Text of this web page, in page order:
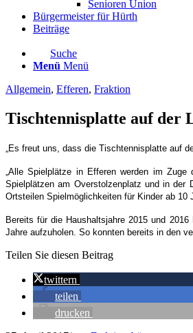
Senioren Union
Bürgermeister für Hürth
Beiträge
Suche
Menü Menü
Allgemein, Efferen, Fraktion
Tischtennisplatte auf der
„Es freut uns, dass die Tischtennisplatte auf
„Alle Spielplätze in Efferen werden im
Spielplätzen am Overstolzenplatz und in der
Ortsteilen Spielmöglichkeiten für Kinder ab 10
Bereits für die Haushaltsjahre 2015 und
Jahre aufzuholen. So konnten bereits in den
Teilen Sie diesen Beitrag
twittern
teilen
drucken